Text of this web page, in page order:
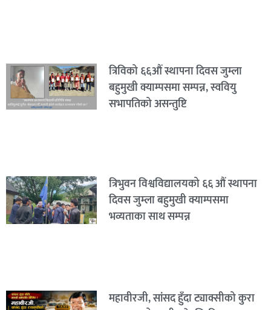
त्रिविको ६६औं स्थापना दिवस जुम्ला
बहुमुखी क्याम्पसमा सम्पन्न, स्ववियु
सभापतिको असन्तुष्टि
त्रिभुवन विश्वविद्यालयको ६६ औं स्थापना
दिवस जुम्ला बहुमुखी क्याम्पसमा
भव्यताका साथ सम्पन्न
महावीरजी, सांसद हुँदा ट्याक्सीको कुरा